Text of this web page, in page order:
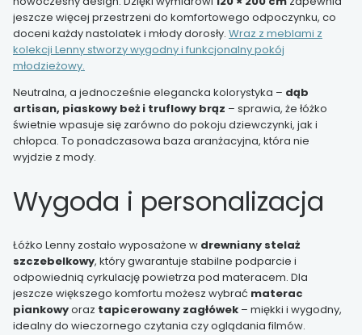
jeszcze więcej przestrzeni do komfortowego odpoczynku, co
doceni każdy nastolatek i młody dorosły. Wraz z meblami z
kolekcji Lenny stworzy wygodny i funkcjonalny pokój
młodzieżowy.
Neutralna, a jednocześnie elegancka kolorystyka – dąb
artisan, piaskowy beż i truflowy brąz – sprawia, że łóżko
świetnie wpasuje się zarówno do pokoju dziewczynki, jak i
chłopca. To ponadczasowa baza aranżacyjna, która nie
wyjdzie z mody.
Wygoda i personalizacja
Łóżko Lenny zostało wyposażone w drewniany stelaż
szczebelkowy, który gwarantuje stabilne podparcie i
odpowiednią cyrkulację powietrza pod materacem. Dla
jeszcze większego komfortu możesz wybrać materac
piankowyoraz tapicerowany zagłówek – miękki i wygodny,
idealny do wieczornego czytania czy oglądania filmów.